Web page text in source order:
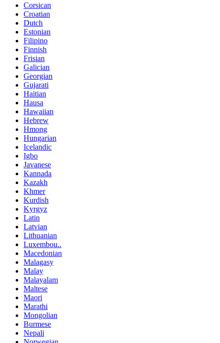
Corsican
Croatian
Dutch
Estonian
Filipino
Finnish
Frisian
Galician
Georgian
Gujarati
Haitian
Hausa
Hawaiian
Hebrew
Hmong
Hungarian
Icelandic
Igbo
Javanese
Kannada
Kazakh
Khmer
Kurdish
Kyrgyz
Latin
Latvian
Lithuanian
Luxembou..
Macedonian
Malagasy
Malay
Malayalam
Maltese
Maori
Marathi
Mongolian
Burmese
Nepali